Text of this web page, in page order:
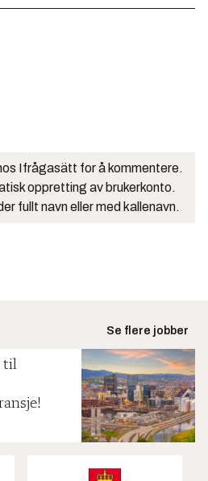
Ifrågasätt for å kommentere.
oppretting av brukerkonto.
fullt navn eller med kallenavn.
Se flere jobber
til